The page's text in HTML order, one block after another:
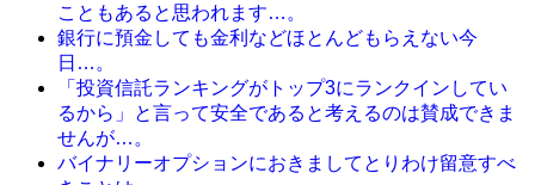
こともあると思われます…。
銀行に預金しても金利などほとんどもらえない今
日…。
「投資信託ランキングがトップ3にランクインしてい
るから」と言って安全であると考えるのは賛成できま
せんが…。
バイナリーオプションにおきましてとりわけ留意すべ